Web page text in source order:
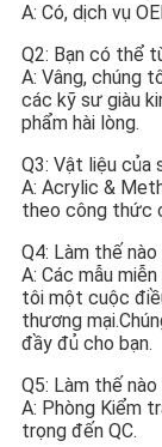
A: Có, dịch vụ
Q2: Bạn có thể
A: Vâng, chúng
các kỹ sư giàu
phẩm hài lòng.
Q3: Vật liệu của
A: Acrylic &
theo công thức
Q4: Làm thế
A: Các mẫu
tôi một cuộc
thương
đầy đủ cho bạn.
Q5: Làm thế
A: Phòng Kiểm
trọng đến QC.